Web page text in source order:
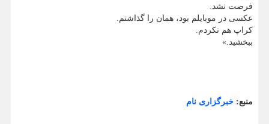
فرصت نشد.
عکسی در موبایلم بود، همان را گذاشتم.
کراپ هم نکردم.
ببخشید.»
منبع: خبرگزاری نام